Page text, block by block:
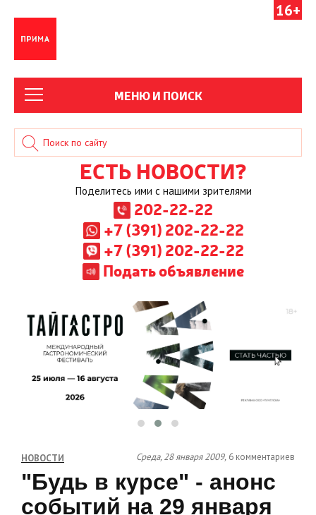
16+
МЕНЮ И ПОИСК
ЕСТЬ НОВОСТИ?
Поделитесь ими с нашими зрителями
202-22-22
+7 (391) 202-22-22
+7 (391) 202-22-22
Подать объявление
НОВОСТИ Среда, 28 января 2009, 6 комментариев
"Будь в курсе" - анонс
событий на 29 января